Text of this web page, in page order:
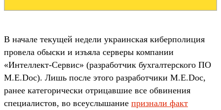
В начале текущей недели украинская киберполиция
провела обыски и изъяла серверы компании
«Интеллект-Сервис» (разработчик бухгалтерского ПО
M.E.Doc). Лишь после этого разработчики M.E.Doc,
ранее категорически отрицавшие все обвинения
специалистов, во всеуслышание признали факт